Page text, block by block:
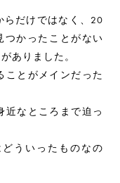
らだけではなく、20
つかったことがない
ありました。
ことがメインだった
近なところまで迫っ
ういったものなの